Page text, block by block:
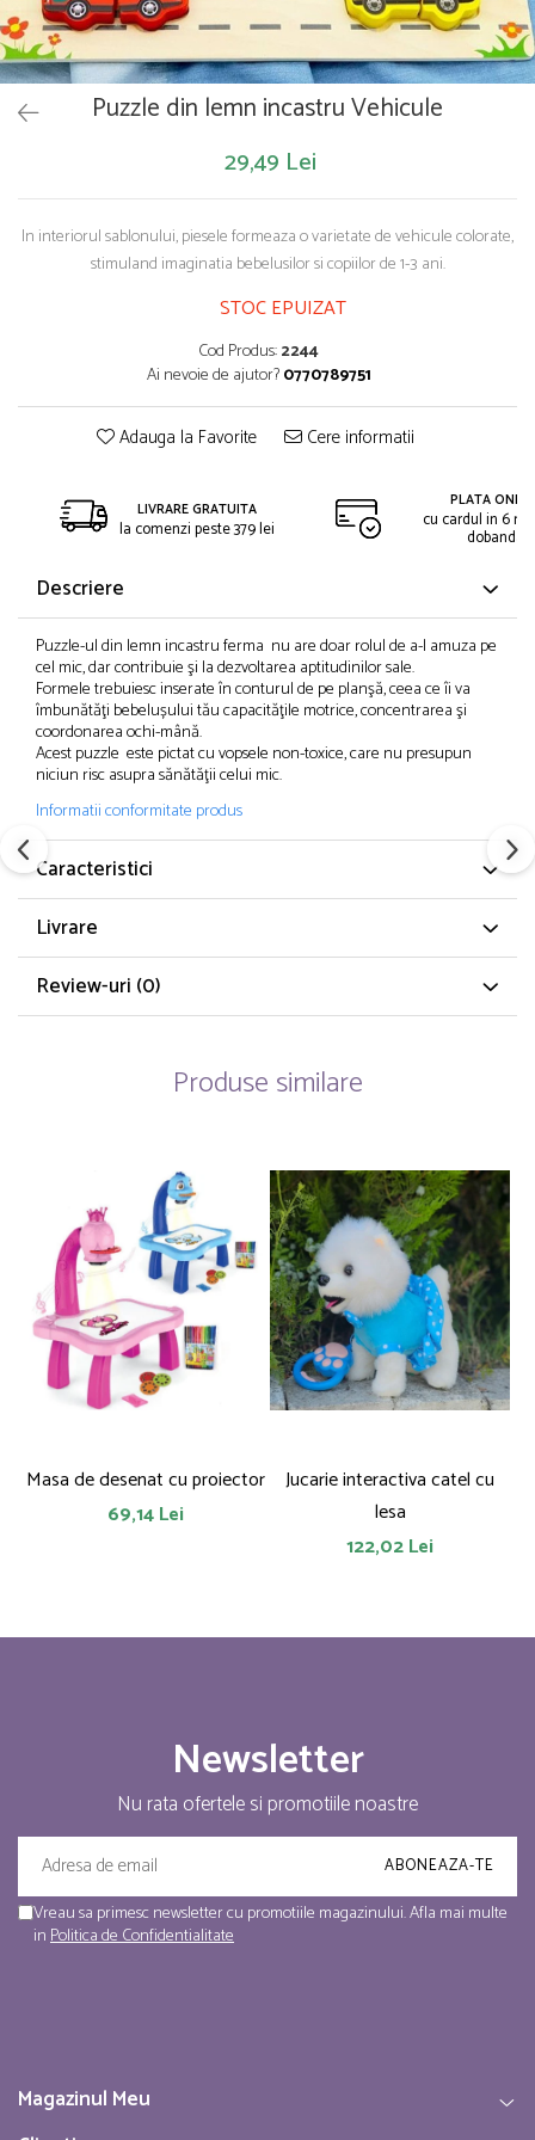
Papusi si accesorii
Trotinete
Trenulete si masinute
Unelte si bancuri de lucru
Puzzle din lemn incastru Vehicule
29,49 Lei
In interiorul sablonului, piesele formeaza o varietate de vehicule colorate,
stimuland imaginatia bebelusilor si copiilor de 1-3 ani.
STOC EPUIZAT
Cod Produs:2244
Ai nevoie de ajutor?0770789751
Adauga la Favorite Cere informatii
LIVRARE GRATUITA
la comenzi peste 379 lei
PLATA
cu cardul in 6
dobanda
Descriere
Puzzle-ul din lemn incastru ferma nu are doar rolul de a-l amuza pe
cel mic, dar contribuie şi la dezvoltarea aptitudinilor sale.
Formele trebuiesc inserate în conturul de pe planşă, ceea ce îi va
îmbunătăţi bebelușului tău capacităţile motrice, concentrarea şi
coordonarea ochi-mână.
Acest puzzle este pictat cu vopsele non-toxice, care nu presupun
niciun risc asupra sănătăţii celui mic.
Informatii conformitate produs
Caracteristici
Livrare
Review-uri (0)
Produse similare
Masa de desenat cu proiector
69,14 Lei
Jucarie interactiva catel cu
lesa
122,02 Lei
Newsletter
Nu rata ofertele si promotiile noastre
Vreau sa primesc newsletter cu promotiile magazinului. Afla mai multe
inPolitica de Confidentialitate
Magazinul Meu